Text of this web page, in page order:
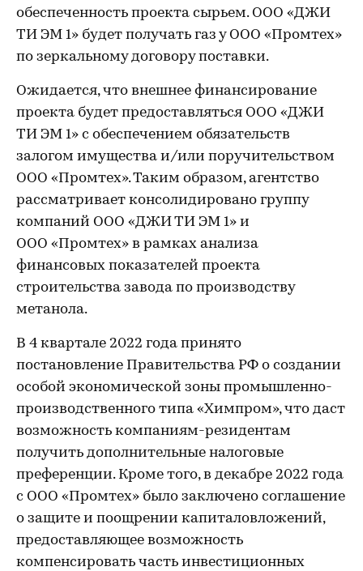
обеспеченность проекта сырьем. ООО «ДЖИ
ТИ ЭМ 1» будет получать газ у ООО «Промтех»
по зеркальному договору поставки.
Ожидается, что внешнее финансирование
проекта будет предоставляться ООО «ДЖИ
ТИ ЭМ 1» с обеспечением обязательств
залогом имущества и/или поручительством
ООО «Промтех». Таким образом, агентство
рассматривает консолидировано группу
компаний ООО «ДЖИ ТИ ЭМ 1» и
ООО «Промтех» в рамках анализа
финансовых показателей проекта
строительства завода по производству
метанола.
В 4 квартале 2022 года принято
постановление Правительства РФ о создании
особой экономической зоны промышленно-
производственного типа «Химпром», что даст
возможность компаниям-резидентам
получить дополнительные налоговые
преференции. Кроме того, в декабре 2022 года
с ООО «Промтех» было заключено соглашение
о защите и поощрении капиталовложений,
предоставляющее возможность
компенсировать часть инвестиционных